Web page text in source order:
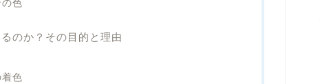
色
のか？その目的と理由
色